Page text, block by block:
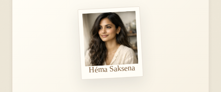
Héma Saksena